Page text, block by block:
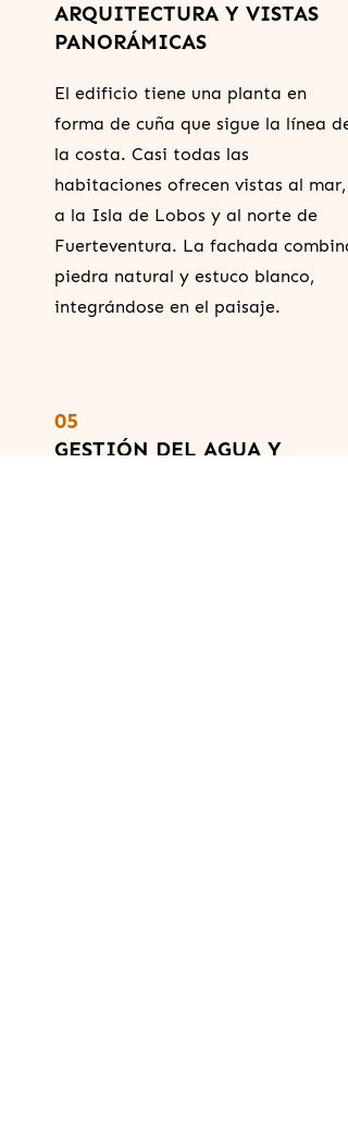
ARQUITECTURA Y VISTAS
PANORÁMICAS
El edificio tiene una planta en
forma de cuña que sigue la línea de
la costa. Casi todas las
habitaciones ofrecen vistas al mar,
a la Isla de Lobos y al norte de
Fuerteventura. La fachada combina
piedra natural y estuco blanco,
integrándose en el paisaje.
05
GESTIÓN DEL AGUA Y